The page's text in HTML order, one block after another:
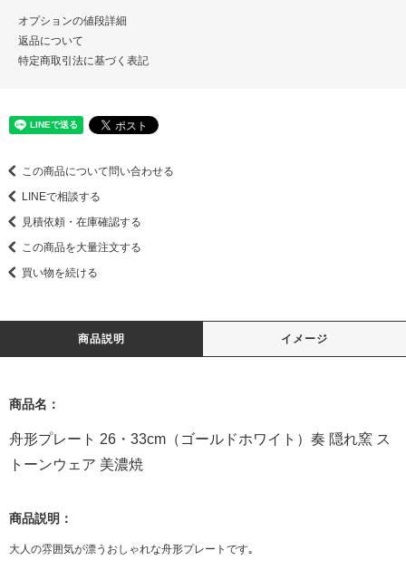
オプションの値段詳細
返品について
特定商取引法に基づく表記
この商品について問い合わせる
LINEで相談する
見積依頼・在庫確認する
この商品を大量注文する
買い物を続ける
商品説明 イメージ
商品名：
舟形プレート 26・33cm（ゴールドホワイト）奏 隠れ窯 ス
トーンウェア 美濃焼
商品説明：
大人の雰囲気が漂うおしゃれな舟形プレートです｡